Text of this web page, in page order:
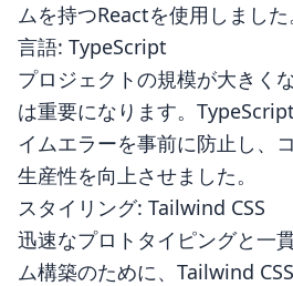
ムを持つReactを使用しました
言語: TypeScript
プロジェクトの規模が大きく
は重要になります。
イムエラーを事前に防止し、
生産性を向上させました。
スタイリング: Tailwind CSS
迅速なプロトタイピングと一
ム構築のために、Tailwind